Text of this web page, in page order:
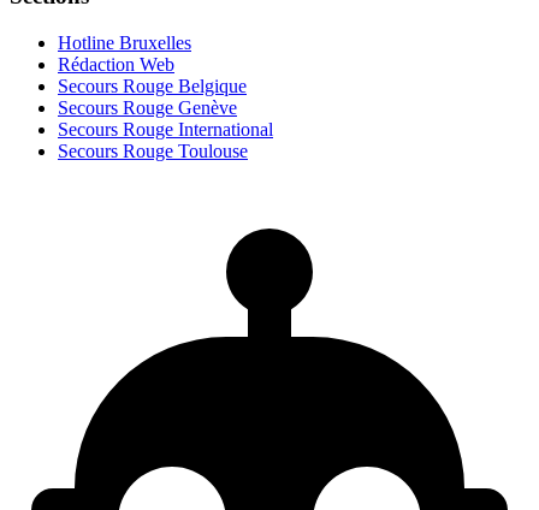
Hotline Bruxelles
Rédaction Web
Secours Rouge Belgique
Secours Rouge Genève
Secours Rouge International
Secours Rouge Toulouse